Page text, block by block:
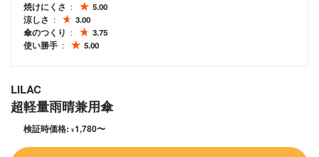
焼けにくさ
5.00
涼しさ
3.00
傘のつくり
3.75
使い勝手
5.00
LILAC
超軽量雨晴兼用傘
検証時価格: ¥1,780〜